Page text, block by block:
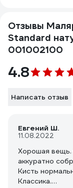
Отзывы
Standard
001002100
4.8
Написать отзыв
Евгений Ш.
11.08.2022
Хорошая
аккуратно
Кисть
Классика.